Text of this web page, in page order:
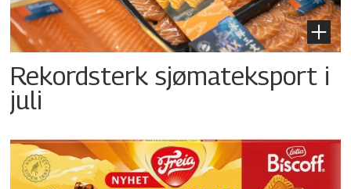
Rekordsterk sjømateksport i
juli